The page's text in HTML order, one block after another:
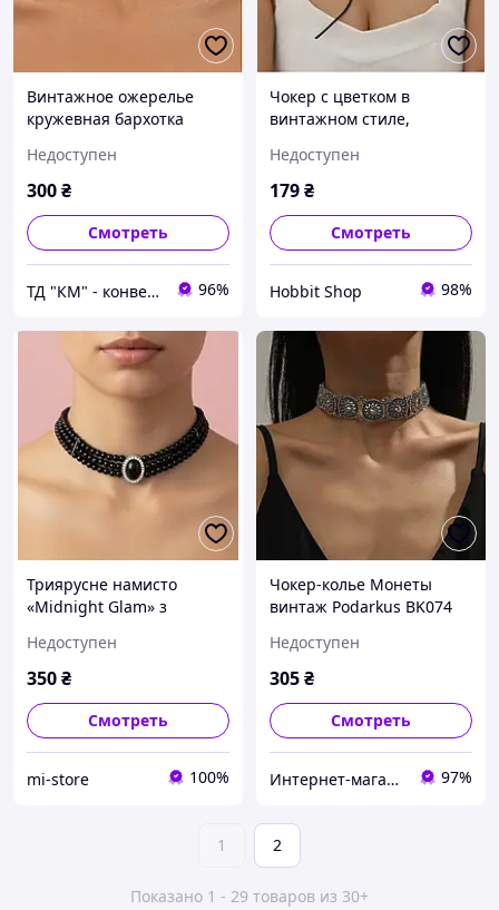
Винтажное ожерелье
кружевная бархотка
Недоступен
300₴
Смотреть
ТД "КМ" - конверты почтовые и бандерольные | аксессуары, бижутерия, техника 96%
Чокер с цветком в
винтажном стиле,
шею с регулируемым
шнурком, черный цвет
Недоступен
179₴
Смотреть
Hobbit Shop 98%
Триярусне намисто
«Midnight Glam» з
Honey Fashion Accessories
чорний (120369)
Недоступен
350₴
Смотреть
mi-store 100%
Чокер-колье Монеты
винтаж Podarkus BK074
Недоступен
305₴
Смотреть
Интернет-магазин Podarkus: Красота Арома и Фен-Шуй 97%
1 2
Показано 1 - 29 товаров из 30+